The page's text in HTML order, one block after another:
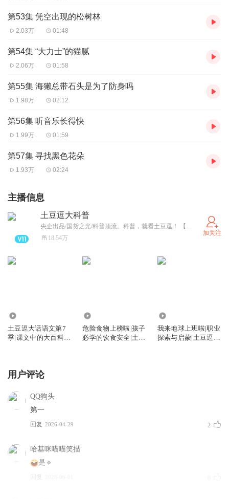
第53集 凭空出现的松树林
2.03万 01:48
第54集 “大力士”的猫腻
2.06万 01:58
第55集 海獭总带石头是为了防身吗
1.98万 02:12
第56集 听音乐长得快
1.99万 01:59
第57集 寻找黑色花朵
1.93万 02:24
主播信息
土豆逗大科普
央企出品/国货之光/科普顶流。科普，就看土豆逗！ 【土豆逗严肃科普】 【土豆逗大话语文】 专为4-10岁儿童打造的国民级科普动画，跨学科专业团队童心研发，科学家顾问天团全程护航。 国民科普品牌「一园青菜」荣誉出品。
18.54万
加关注
土豆逗大话语文第7
季|课文中的大百科|
危险食物上榜啦|孩子
必学的饮食安全|土豆
我来地球上班啦|职业
探索与启蒙|土豆逗严
用户评论
QQ狗头
第一
回复 2026-04-29 2
哈基咪喵喵笑描
是🔹
回复